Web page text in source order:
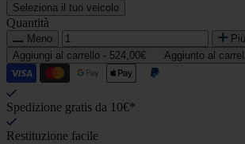
Seleziona il tuo veicolo
Quantità
Meno
Più
Aggiungi al carrello - 524,00€ Aggiunto al
Spedizione gratis da 10€*
Restituzione facile